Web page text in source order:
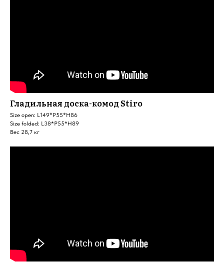
Гладильная доска-комод Stiro
Size open: L149*P55*H86
Size folded: L38*P55*H89
Вес 28,7 кг